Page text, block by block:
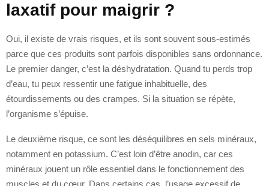
laxatif pour maigrir ?
Oui, il existe de vrais risques, et ils sont souvent sous-estimés
parce que ces produits sont parfois disponibles sans ordonnance.
Le premier danger, c’est la déshydratation. Quand tu perds trop
d’eau, tu peux ressentir une fatigue inhabituelle, des
étourdissements ou des crampes. Si la situation se répète,
l’organisme s’épuise.
Le deuxième risque, ce sont les déséquilibres en sels minéraux,
notamment en potassium. C’est loin d’être anodin, car ces
minéraux jouent un rôle essentiel dans le fonctionnement des
muscles et du cœur. Dans certains cas, l’usage excessif de